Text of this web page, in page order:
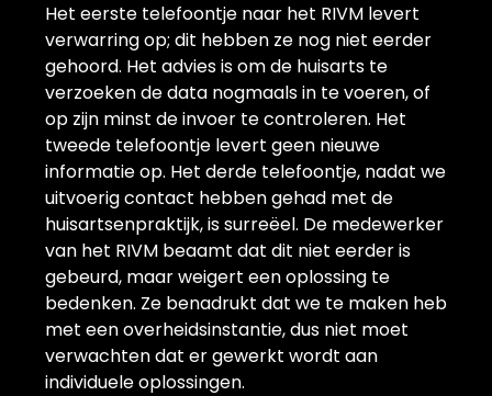
Het eerste telefoontje naar het RIVM levert
verwarring op; dit hebben ze nog niet eerder
gehoord. Het advies is om de huisarts te
verzoeken de data nogmaals in te voeren, of
op zijn minst de invoer te controleren. Het
tweede telefoontje levert geen nieuwe
informatie op. Het derde telefoontje, nadat we
uitvoerig contact hebben gehad met de
huisartsenpraktijk, is surreëel. De medewerker
van het RIVM beaamt dat dit niet eerder is
gebeurd, maar weigert een oplossing te
bedenken. Ze benadrukt dat we te maken heb
met een overheidsinstantie, dus niet moet
verwachten dat er gewerkt wordt aan
individuele oplossingen.